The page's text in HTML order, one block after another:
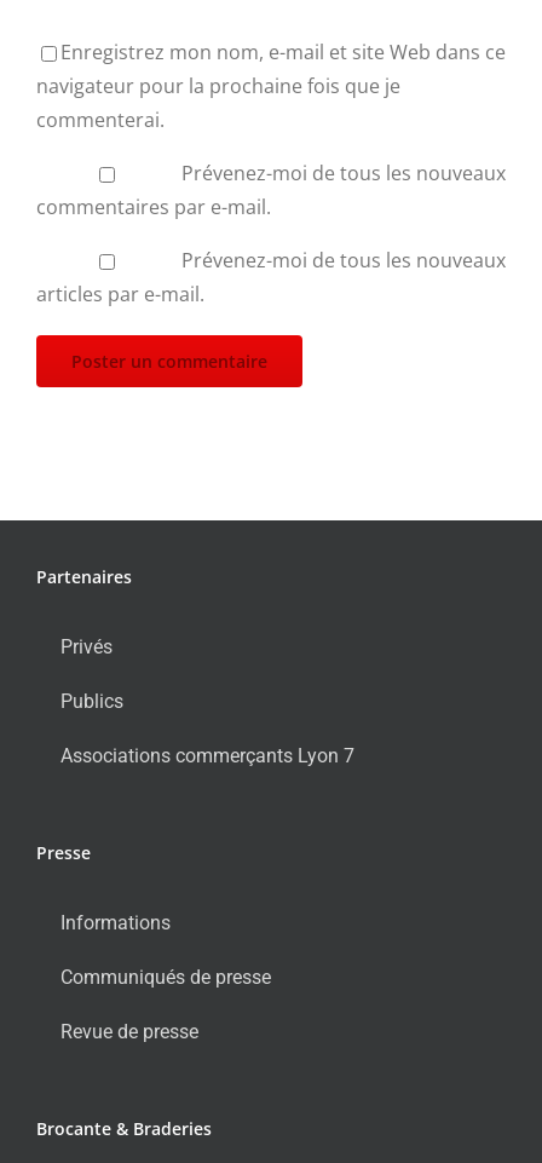
Enregistrez mon nom, e-mail et site Web dans ce
navigateur pour la prochaine fois que je
commenterai.
Prévenez-moi de tous les nouveaux
commentaires par e-mail.
Prévenez-moi de tous les nouveaux
articles par e-mail.
Partenaires
Privés
Publics
Associations commerçants Lyon 7
Presse
Informations
Communiqués de presse
Revue de presse
Brocante & Braderies